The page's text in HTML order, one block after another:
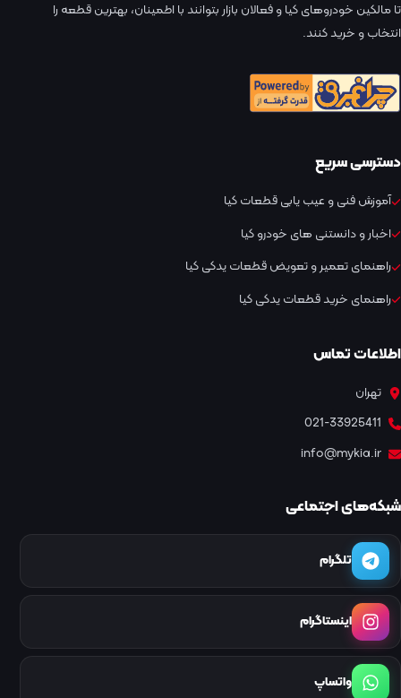
تا مالکین خودروهای کیا و فعالان بازار بتوانند با اطمینان، بهترین قطعه را
انتخاب و خرید کنند.
دسترسی سریع
آموزش فنی و عیب یابی قطعات کیا
اخبار و دانستنی های خودرو کیا
راهنمای تعمیر و تعویض قطعات یدکی کیا
راهنمای خرید قطعات یدکی کیا
اطلاعات تماس
تهران
021-33925411
info@mykia.ir
شبکه‌های اجتماعی
تلگرام
اینستاگرام
واتساپ